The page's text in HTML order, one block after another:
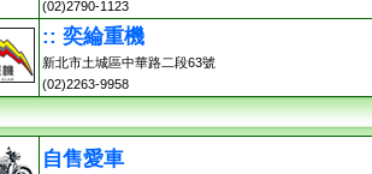
(02)2790-1123
:: 奕綸重機
新北市土城區中華路二段63號
(02)2263-9958
自售愛車